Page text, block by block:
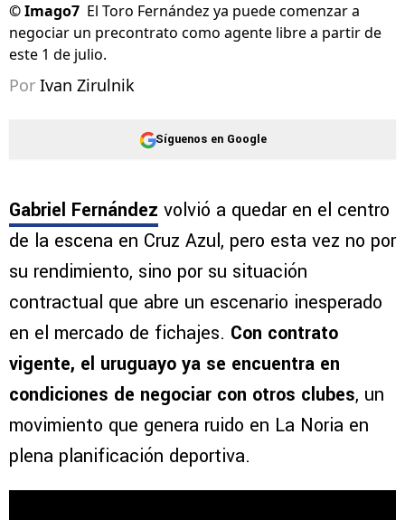
©Imago7 El Toro Fernández ya puede comenzar a
negociar un precontrato como agente libre a partir de
este 1 de julio.
Por Ivan Zirulnik
Síguenos en Google
Gabriel Fernández volvió a quedar en el centro
de la escena en Cruz Azul, pero esta vez no por
su rendimiento, sino por su situación
contractual que abre un escenario inesperado
en el mercado de fichajes. Con contrato
vigente, el uruguayo ya se encuentra en
condiciones de negociar con otros clubes, un
movimiento que genera ruido en La Noria en
plena planificación deportiva.